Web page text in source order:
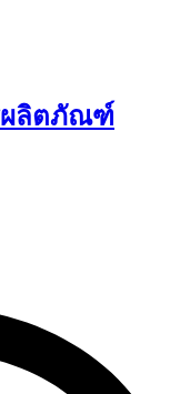
ผลิตภัณฑ์